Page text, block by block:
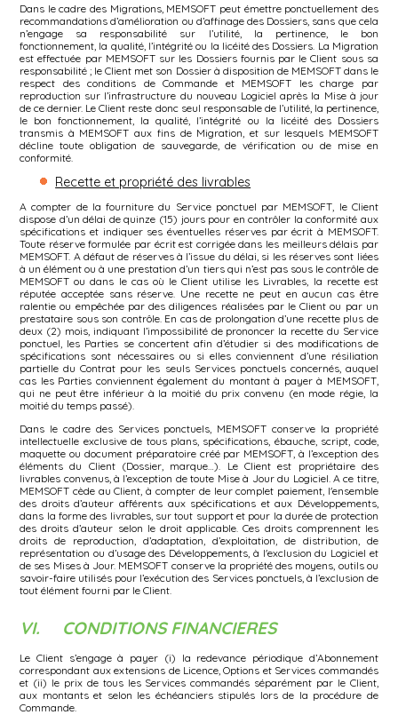
Dans le cadre des Migrations, MEMSOFT peut émettre ponctuellement des
recommandations d’amélioration ou d’affinage des Dossiers, sans que cela
n’engage sa responsabilité sur l’utilité, la pertinence, le bon
fonctionnement, la qualité, l’intégrité ou la licéité des Dossiers. La Migration
est effectuée par MEMSOFT sur les Dossiers fournis par le Client sous sa
responsabilité ; le Client met son Dossier à disposition de MEMSOFT dans le
respect des conditions de Commande et MEMSOFT les charge par
reproduction sur l’infrastructure du nouveau Logiciel après la Mise à jour
de ce dernier. Le Client reste donc seul responsable de l’utilité, la pertinence,
le bon fonctionnement, la qualité, l’intégrité ou la licéité des Dossiers
transmis à MEMSOFT aux fins de Migration, et sur lesquels MEMSOFT
décline toute obligation de sauvegarde, de vérification ou de mise en
conformité.
Recette et propriété des livrables
A compter de la fourniture du Service ponctuel par MEMSOFT, le Client
dispose d’un délai de quinze (15) jours pour en contrôler la conformité aux
spécifications et indiquer ses éventuelles réserves par écrit à MEMSOFT.
Toute réserve formulée par écrit est corrigée dans les meilleurs délais par
MEMSOFT. A défaut de réserves à l’issue du délai, si les réserves sont liées
à un élément ou à une prestation d’un tiers qui n’est pas sous le contrôle de
MEMSOFT ou dans le cas où le Client utilise les Livrables, la recette est
réputée acceptée sans réserve. Une recette ne peut en aucun cas être
ralentie ou empêchée par des diligences réalisées par le Client ou par un
prestataire sous son contrôle. En cas de prolongation d’une recette plus de
deux (2) mois, indiquant l’impossibilité de prononcer la recette du Service
ponctuel, les Parties se concertent afin d’étudier si des modifications de
spécifications sont nécessaires ou si elles conviennent d’une résiliation
partielle du Contrat pour les seuls Services ponctuels concernés, auquel
cas les Parties conviennent également du montant à payer à MEMSOFT,
qui ne peut être inférieur à la moitié du prix convenu (en mode régie, la
moitié du temps passé).
Dans le cadre des Services ponctuels, MEMSOFT conserve la propriété
intellectuelle exclusive de tous plans, spécifications, ébauche, script, code,
maquette ou document préparatoire créé par MEMSOFT, à l’exception des
éléments du Client (Dossier, marque…). Le Client est propriétaire des
livrables convenus, à l’exception de toute Mise à Jour du Logiciel. A ce titre,
MEMSOFT cède au Client, à compter de leur complet paiement, l'ensemble
des droits d’auteur afférents aux spécifications et aux Développements,
dans la forme des livrables, sur tout support et pour la durée de protection
des droits d’auteur selon le droit applicable. Ces droits comprennent les
droits de reproduction, d’adaptation, d’exploitation, de distribution, de
représentation ou d’usage des Développements, à l'exclusion du Logiciel et
de ses Mises à Jour. MEMSOFT conserve la propriété des moyens, outils ou
savoir-faire utilisés pour l’exécution des Services ponctuels, à l’exclusion de
tout élément fourni par le Client.
VI. CONDITIONS FINANCIERES
Le Client s’engage à payer (i) la redevance périodique d’Abonnement
correspondant aux extensions de Licence, Options et Services commandés
et (ii) le prix de tous les Services commandés séparément par le Client,
aux montants et selon les échéanciers stipulés lors de la procédure de
Commande.